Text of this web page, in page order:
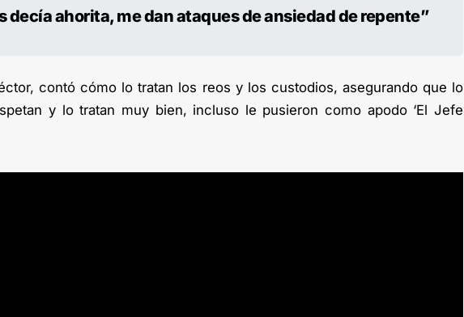
decía ahorita, me dan ataques de ansiedad de repente”
contó cómo lo tratan los reos y los custodios, asegurando que lo
y lo tratan muy bien, incluso le pusieron como apodo ‘El Jefe